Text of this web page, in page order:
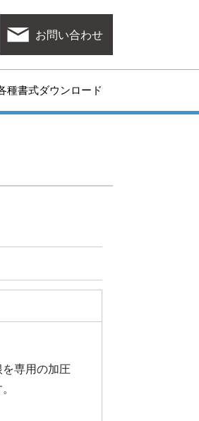
お問い合わせ
種書式ダウンロード
専用の加圧